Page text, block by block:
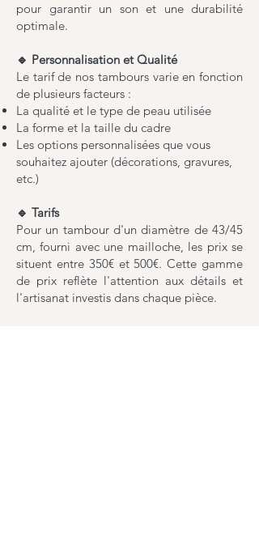
pour garantir un son et une durabilité
optimale.
🔹 Personnalisation et Qualité
Le tarif de nos tambours varie en fonction
de plusieurs facteurs :
La qualité et le type de peau utilisée
La forme et la taille du cadre
Les options personnalisées que vous
souhaitez ajouter (décorations, gravures,
etc.)
🔹 Tarifs
Pour un tambour d'un diamètre de 43/45
cm, fourni avec une mailloche, les prix se
situent entre 350€ et 500€. Cette gamme
de prix reflète l'attention aux détails et
l'artisanat investis dans chaque pièce.